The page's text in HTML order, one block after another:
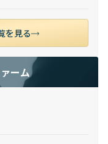
を見る
ーム